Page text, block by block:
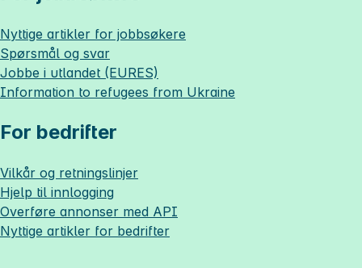
Nyttige artikler for jobbsøkere
Spørsmål og svar
Jobbe i utlandet (EURES)
Information to refugees from Ukraine
For bedrifter
Vilkår og retningslinjer
Hjelp til innlogging
Overføre annonser med API
Nyttige artikler for bedrifter